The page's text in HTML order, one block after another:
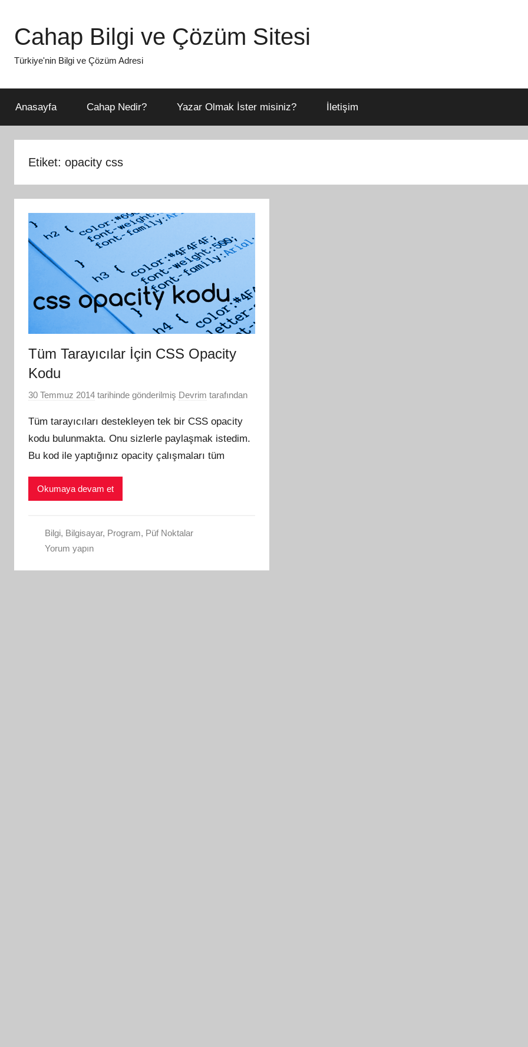
Cahap Bilgi ve Çözüm Sitesi
Türkiye'nin Bilgi ve Çözüm Adresi
Anasayfa Cahap Nedir? Yazar Olmak İster misiniz? İletişim
Etiket: opacity css
Tüm Tarayıcılar İçin CSS Opacity
Kodu
30 Temmuz 2014 tarihinde gönderilmiş Devrim tarafından
Tüm tarayıcıları destekleyen tek bir CSS opacity
kodu bulunmakta. Onu sizlerle paylaşmak istedim.
Bu kod ile yaptığınız opacity çalışmaları tüm
Okumaya devam et
Bilgi, Bilgisayar, Program, Püf Noktalar
Yorum yapın